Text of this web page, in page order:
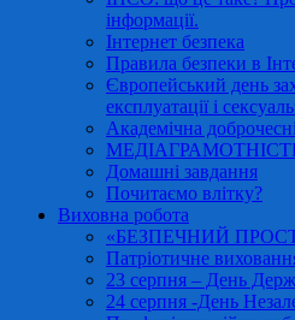
інформації.
Інтернет безпека
Правила безпеки в
Європейський день
експлуатації і
Академічна
Домашні завдання
Почитаємо влітку?
Виховна робота
«БЕЗПЕЧНИЙ
Патріотичне
23 серпня – День
24 серпня -День